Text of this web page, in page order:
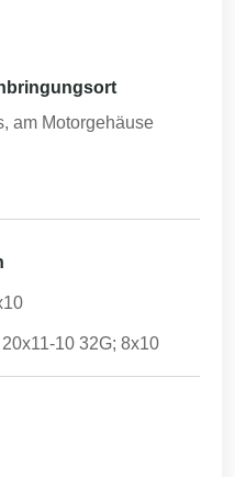
am Motorgehäuse
10 32G; 8x10